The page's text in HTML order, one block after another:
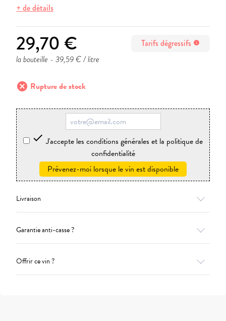
+ de détails
29,70 € Tarifs dégressifs info
la bouteille - 39,59 € / litre
cancel Rupture de stock
 J'accepte les conditions générales et la politique de
confidentialité
Prévenez-moi lorsque le vin est disponible
Livraison
Garantie anti-casse ?
Offrir ce vin ?